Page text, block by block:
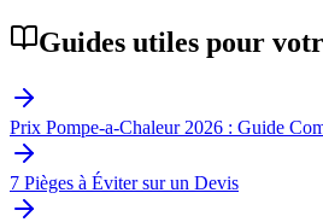
Guides utiles pour
Prix Pompe-a-Chaleur 2026 : Guide
7 Pièges à Éviter sur un Devis